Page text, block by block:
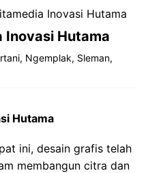
Inovasi Hutama
Inovasi Hutama
Ngemplak, Sleman,
Hutama
ini, desain grafis telah
membangun citra dan